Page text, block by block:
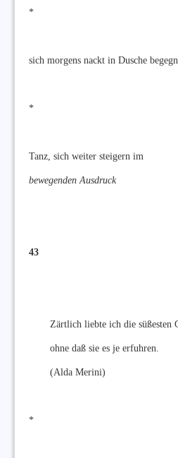
*
sich morgens nackt in Dusche
*
Tanz, sich weiter steigern im
bewegenden Ausdruck
43
Zärtlich liebte ich die süßesten
ohne daß sie es je erfuhren.
(Alda Merini)
*